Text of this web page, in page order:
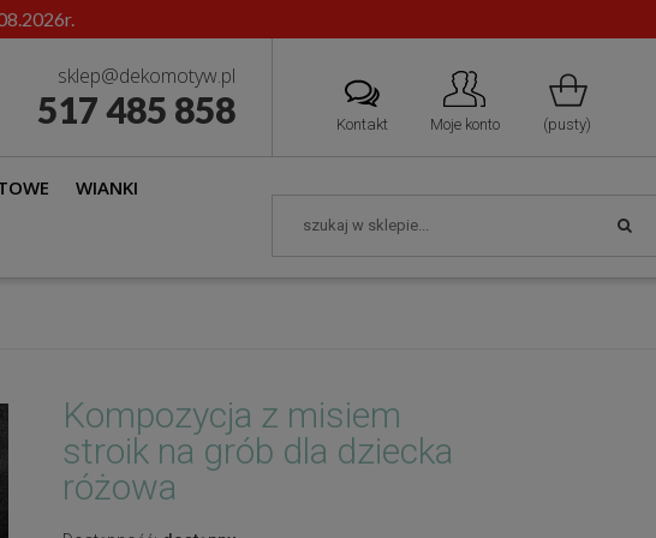
Kontakt Moje konto (pusty)
sklep@dekomotyw.pl
517 485 858
WIANKI
Kompozycja z misiem
stroik na grób dla dziecka
różowa